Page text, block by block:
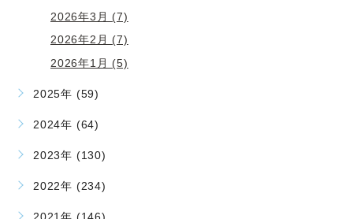
2026年3月 (7)
2026年2月 (7)
2026年1月 (5)
2025年 (59)
2024年 (64)
2023年 (130)
2022年 (234)